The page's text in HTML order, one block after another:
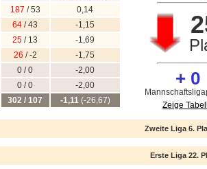
187 / 53
0,14
64 / 43
-1,15
25 / 13
-1,69
26 / -2
-1,75
0 / 0
-2,00
0 / 0
-2,00
302 / 107 -1,11(-26,67)
+ 0
Zeige
Zweite Liga 6.
Erste Liga 22.